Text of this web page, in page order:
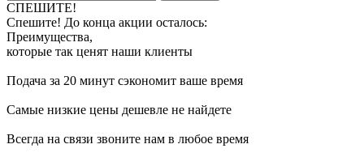
СПЕШИТЕ!
Спешите! До конца акции осталось:
Преимущества,
которые так ценят наши клиенты
Подача за 20 минут сэкономит ваше время
Самые низкие цены дешевле не найдете
Всегда на связи звоните нам в любое время